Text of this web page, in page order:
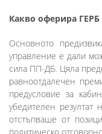
Какво оферира ГЕРБ
Основното
управление е дали
сила ПП-ДБ. Цяла
равноотдалечен
предусловие за
убедителен
отстъпваше от